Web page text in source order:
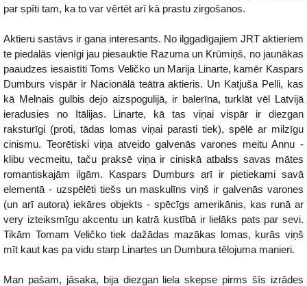
par spīti tam, ka to var vērtēt arī kā prastu zirgošanos.
Aktieru sastāvs ir gana interesants. No ilggadīgajiem JRT aktieriem
te piedalās vienīgi jau piesauktie Razuma un Krūmiņš, no jaunākas
paaudzes iesaistīti Toms Veličko un Marija Linarte, kamēr Kaspars
Dumburs vispār ir Nacionālā teātra aktieris. Un Katjuša Pelli, kas
kā Melnais gulbis dejo aizspogulijā, ir balerīna, turklāt vēl Latvijā
ieradusies no Itālijas. Linarte, kā tas viņai vispār ir diezgan
raksturīgi (proti, tādas lomas viņai parasti tiek), spēlē ar milzīgu
cinismu. Teorētiski viņa atveido galvenās varones meitu Annu -
klibu vecmeitu, taču praksē viņa ir ciniskā atbalss savas mātes
romantiskajām ilgām. Kaspars Dumburs arī ir pietiekami savā
elementā - uzspēlēti tiešs un maskulīns viņš ir galvenās varones
(un arī autora) iekāres objekts - spēcīgs amerikānis, kas runā ar
very izteiksmīgu akcentu un katrā kustībā ir lielāks pats par sevi.
Tikām Tomam Veličko tiek dažādas mazākas lomas, kurās viņš
mīt kaut kas pa vidu starp Linartes un Dumbura tēlojuma manieri.
Man pašam, jāsaka, bija diezgan liela skepse pirms šīs izrādes